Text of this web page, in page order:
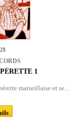
1
marseillaise et se...